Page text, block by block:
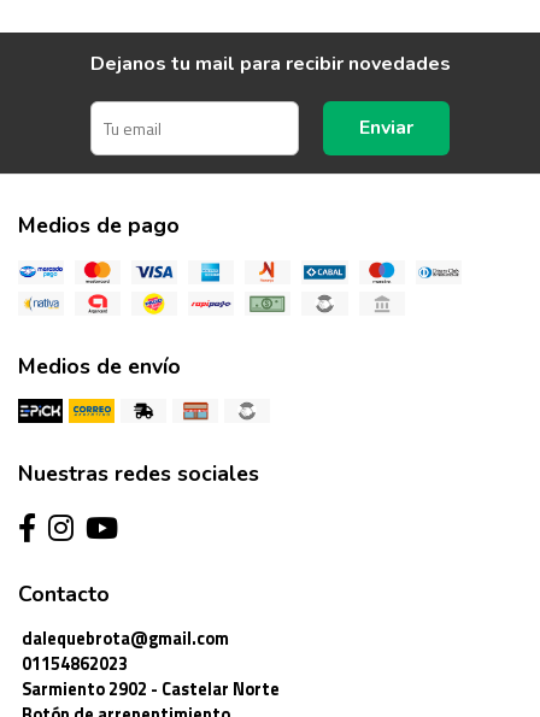
Dejanos tu mail para recibir novedades
Enviar
Medios de pago
Medios de envío
Nuestras redes sociales
Contacto
dalequebrota@gmail.com
01154862023
Sarmiento 2902 - Castelar Norte